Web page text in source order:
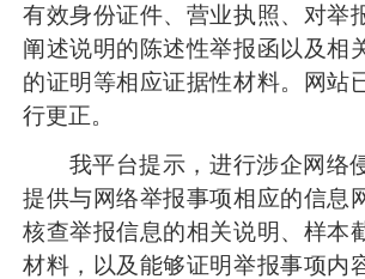
有效身份证件、营业执照、对举
阐述说明的陈述性举报函以及相
的证明等相应证据性材料。网站
行更正。
我平台提示，进行涉企网络
提供与网络举报事项相应的信息
核查举报信息的相关说明、样本
材料，以及能够证明举报事项内